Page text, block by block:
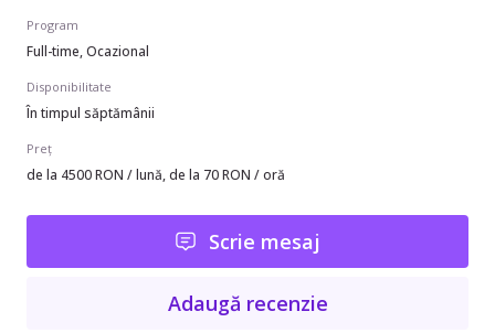
Program
Full-time, Ocazional
Disponibilitate
În timpul săptămânii
Preț
de la 4500 RON / lună, de la 70 RON / oră
Scrie mesaj
Adaugă recenzie